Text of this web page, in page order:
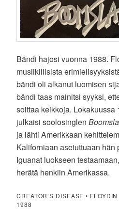
Bändi hajosi vuonna 1988.
musiikillisista
bändi oli alkanut luomisen
bändi taas mainitsi syyksi,
soittaa keikkoja. Lokakuussa
julkaisi soolosinglen
ja lähti Amerikkaan
Kaliforniaan asetuttuaan hän
Iguanat luokseen
herätä henkiin Amerikassa.
CREATOR’S DISEASE •
1988